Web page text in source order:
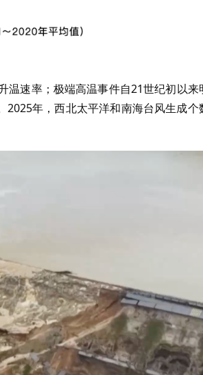
速率；极端高温事件自21世纪初以来
2025年，西北太平洋和南海台风生成个